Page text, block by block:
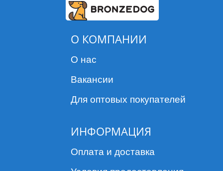
О КОМПАНИИ
О нас
Вакансии
Для оптовых покупателей
ИНФОРМАЦИЯ
Оплата и доставка